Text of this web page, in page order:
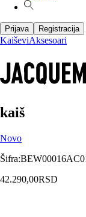
Prijava Registracija
KaiševiAksesoari
kaiš
Novo
Šifra:
42.290,00RSD